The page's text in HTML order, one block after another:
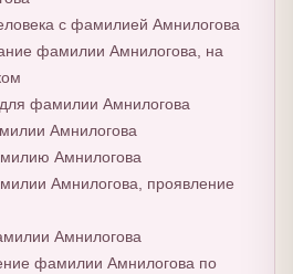
с фамилией Амнилогова
фамилии Амнилогова, на
фамилии Амнилогова
Амнилогова
Амнилогова
Амнилогова, проявление
Амнилогова
фамилии Амнилогова по